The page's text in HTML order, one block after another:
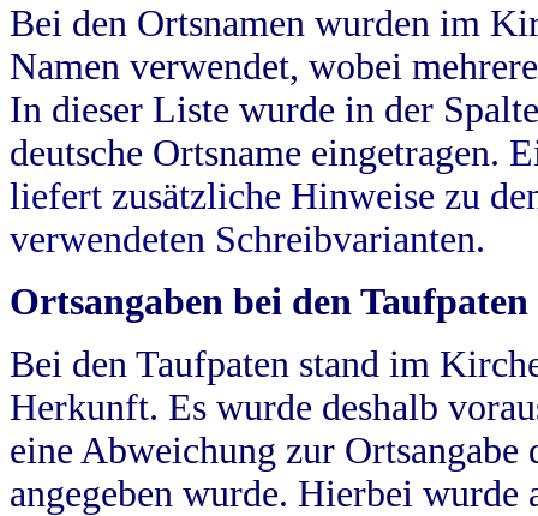
Bei den Ortsnamen wurden im
Namen verwendet, wobei
In dieser Liste wurde in der
deutsche Ortsname eingetragen.
liefert zusätzliche Hinweise zu
verwendeten Schreibvarianten.
Ortsangaben bei den Taufpaten
Bei den Taufpaten stand im
Herkunft. Es wurde deshalb
eine Abweichung zur
angegeben wurde. Hierbei wurde